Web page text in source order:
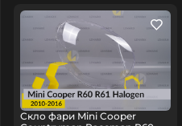
Скло фари Mini Cooper